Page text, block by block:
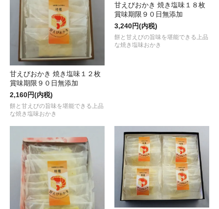
甘えびおかき 焼き塩味１２枚
賞味期限９０日無添加
2,160円(内税)
餅と甘えびの旨味を堪能できる上品
な焼き塩味おかき
甘えびおかき 焼き塩味１８枚
賞味期限９０日無添加
3,240円(内税)
餅と甘えびの旨味を堪能できる上品
な焼き塩味おかき